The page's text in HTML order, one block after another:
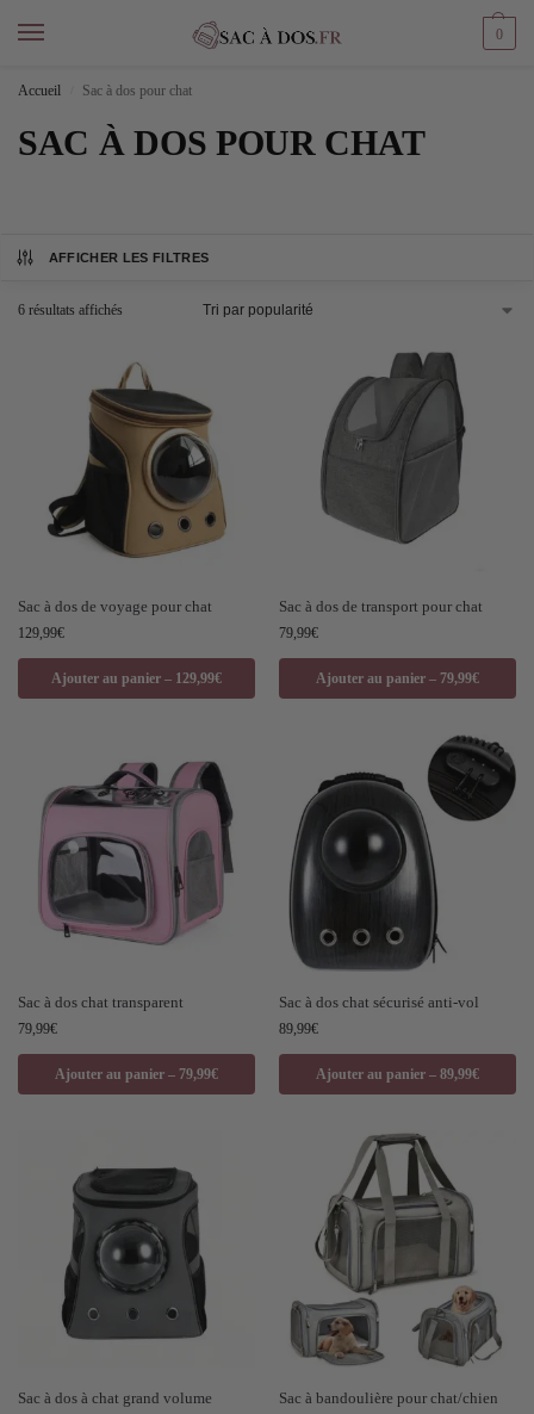
0
Accueil Sac à dos pour chat
SAC À DOS POUR CHAT
AFFICHER LES FILTRES
6 résultats affichés
Sac à dos de voyage pour chat
129,99€
Ajouter au panier – 129,99€
Sac à dos de transport pour chat
79,99€
Ajouter au panier – 79,99€
Sac à dos chat transparent
79,99€
Ajouter au panier – 79,99€
Sac à dos chat sécurisé anti-vol
89,99€
Ajouter au panier – 89,99€
Sac à dos à chat grand volume Sac à bandoulière pour chat/chien